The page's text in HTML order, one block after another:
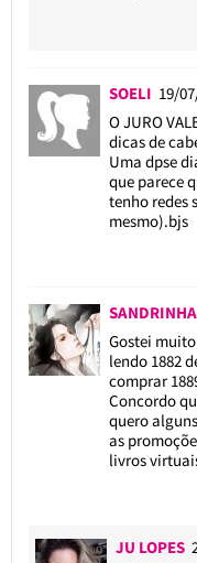
SOELI 19/
O JURO
dicas de
Uma dpse
que parece
tenho redes
mesmo).bjs
SANDRINHA
Gostei
lendo 1882
comprar
Concordo
quero
as
livros
JU LOPES